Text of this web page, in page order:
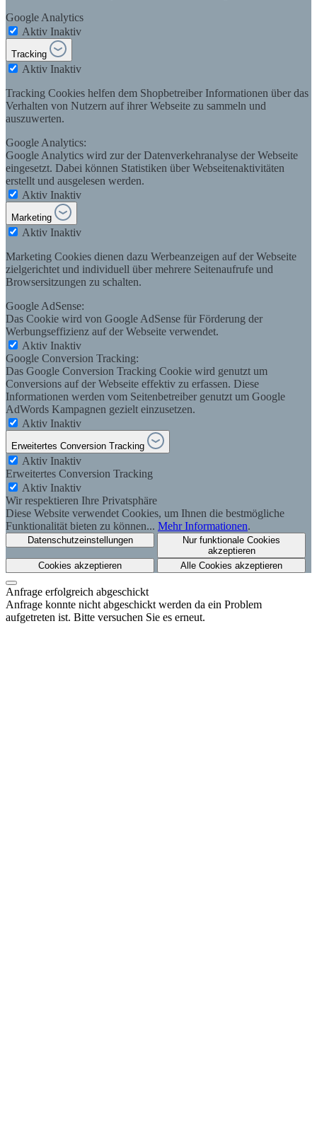
Google Analytics
Aktiv Inaktiv
Tracking
Aktiv Inaktiv
Tracking Cookies helfen dem Shopbetreiber Informationen über das
Verhalten von Nutzern auf ihrer Webseite zu sammeln und
auszuwerten.
Google Analytics:
Google Analytics wird zur der Datenverkehranalyse der Webseite
eingesetzt. Dabei können Statistiken über Webseitenaktivitäten
erstellt und ausgelesen werden.
Aktiv Inaktiv
Marketing
Aktiv Inaktiv
Marketing Cookies dienen dazu Werbeanzeigen auf der Webseite
zielgerichtet und individuell über mehrere Seitenaufrufe und
Browsersitzungen zu schalten.
Google AdSense:
Das Cookie wird von Google AdSense für Förderung der
Werbungseffizienz auf der Webseite verwendet.
Aktiv Inaktiv
Google Conversion Tracking:
Das Google Conversion Tracking Cookie wird genutzt um
Conversions auf der Webseite effektiv zu erfassen. Diese
Informationen werden vom Seitenbetreiber genutzt um Google
AdWords Kampagnen gezielt einzusetzen.
Aktiv Inaktiv
Erweitertes Conversion Tracking
Aktiv Inaktiv
Erweitertes Conversion Tracking
Aktiv Inaktiv
Wir respektieren Ihre Privatsphäre
Diese Website verwendet Cookies, um Ihnen die bestmögliche
Funktionalität bieten zu können... Mehr Informationen.
Datenschutzeinstellungen
Nur funktionale Cookies
akzeptieren
Cookies akzeptieren
Alle Cookies akzeptieren
Anfrage erfolgreich abgeschickt
Anfrage konnte nicht abgeschickt werden da ein Problem
aufgetreten ist. Bitte versuchen Sie es erneut.